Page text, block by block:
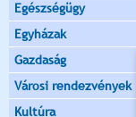
Egészségügy
Egyházak
Gazdaság
Városi rendezvények
Kultúra